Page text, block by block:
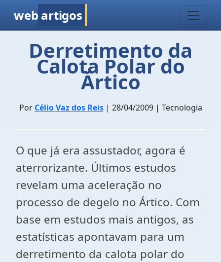
web artigos
Derretimento da
Calota Polar do
Ártico
Por Célio Vaz dos Reis| 28/04/2009 | Tecnologia
O que já era assustador, agora é
aterrorizante. Últimos estudos
revelam uma aceleração no
processo de degelo no Ártico. Com
base em estudos mais antigos, as
estatísticas apontavam para um
derretimento da calota polar do